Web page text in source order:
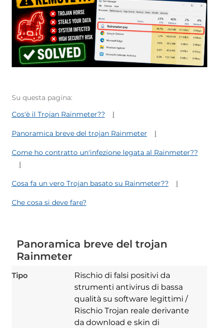
Su questa pagina:
Cos'è il Trojan Rainmeter??
Panoramica breve del trojan Rainmeter
Come ho contratto un'infezione legata al Rainmeter??
Cosa fa un vero Trojan basato su Rainmeter??
Che cosa si deve fare?
Panoramica breve del trojan
Rainmeter
Tipo
Rischio di falsi positivi da
strumenti antivirus di bassa
qualità su software legittimi /
Rischio Trojan reale derivante
da download e skin di